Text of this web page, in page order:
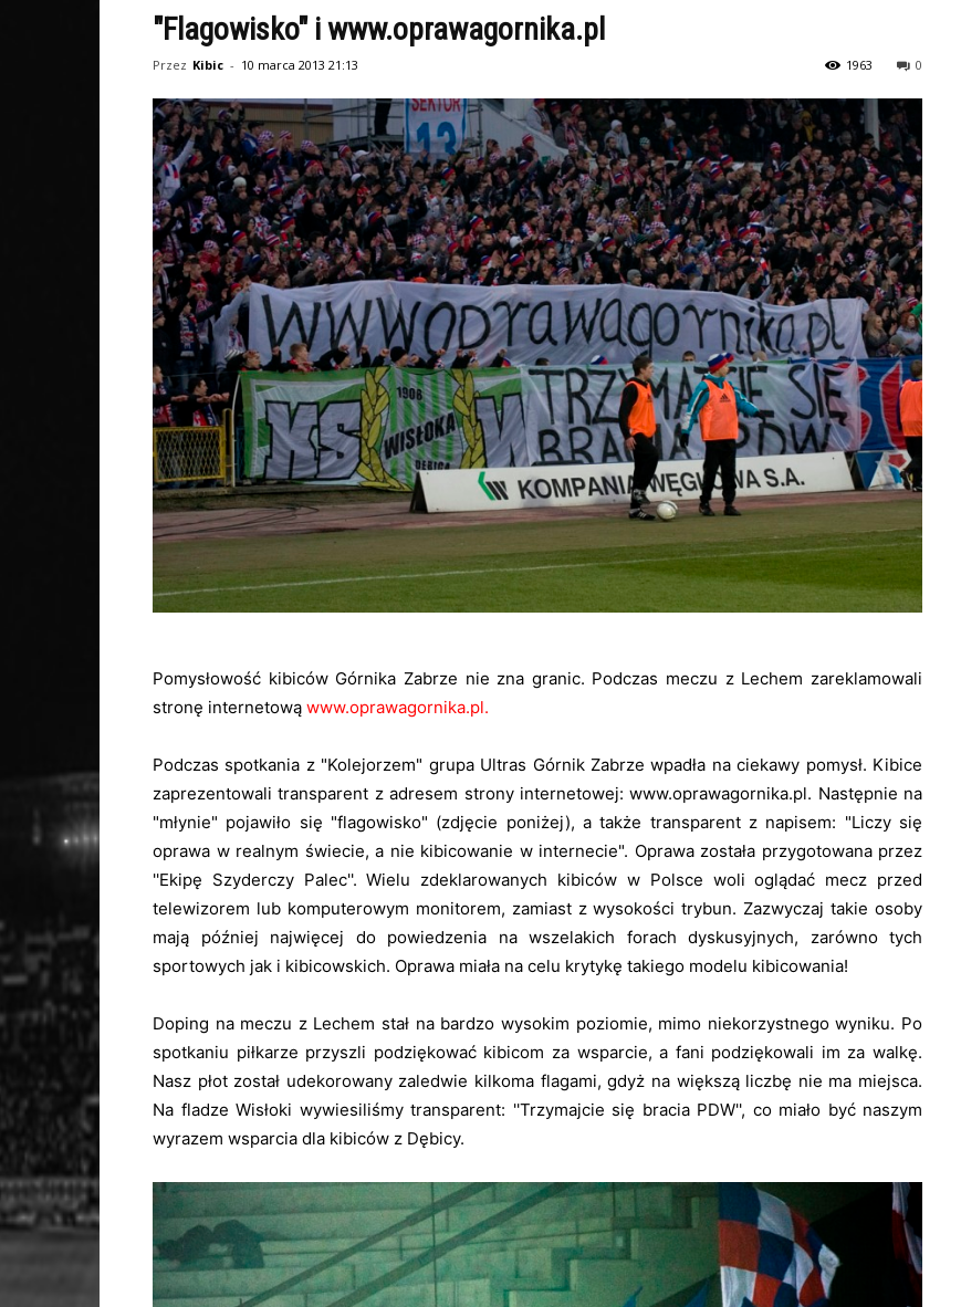
"Flagowisko" i www.oprawagornika.pl
Przez Kibic - 10 marca 2013 21:13 0
1963
Pomysłowość kibiców Górnika Zabrze nie zna granic. Podczas meczu z Lechem zareklamowali
stronę internetową www.oprawagornika.pl.
Podczas spotkania z "Kolejorzem" grupa Ultras Górnik Zabrze wpadła na ciekawy pomysł. Kibice
zaprezentowali transparent z adresem strony internetowej: www.oprawagornika.pl. Następnie na
"młynie" pojawiło się "flagowisko" (zdjęcie poniżej), a także transparent z napisem: "Liczy się
oprawa w realnym świecie, a nie kibicowanie w internecie". Oprawa została przygotowana przez
''Ekipę Szyderczy Palec''. Wielu zdeklarowanych kibiców w Polsce woli oglądać mecz przed
telewizorem lub komputerowym monitorem, zamiast z wysokości trybun. Zazwyczaj takie osoby
mają później najwięcej do powiedzenia na wszelakich forach dyskusyjnych, zarówno tych
sportowych jak i kibicowskich. Oprawa miała na celu krytykę takiego modelu kibicowania!
Doping na meczu z Lechem stał na bardzo wysokim poziomie, mimo niekorzystnego wyniku. Po
spotkaniu piłkarze przyszli podziękować kibicom za wsparcie, a fani podziękowali im za walkę.
Nasz płot został udekorowany zaledwie kilkoma flagami, gdyż na większą liczbę nie ma miejsca.
Na fladze Wisłoki wywiesiliśmy transparent: ''Trzymajcie się bracia PDW'', co miało być naszym
wyrazem wsparcia dla kibiców z Dębicy.